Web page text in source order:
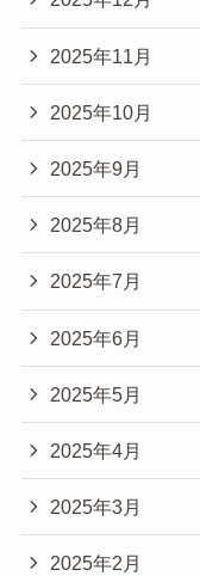
2025年11月
2025年10月
2025年9月
2025年8月
2025年7月
2025年6月
2025年5月
2025年4月
2025年3月
2025年2月